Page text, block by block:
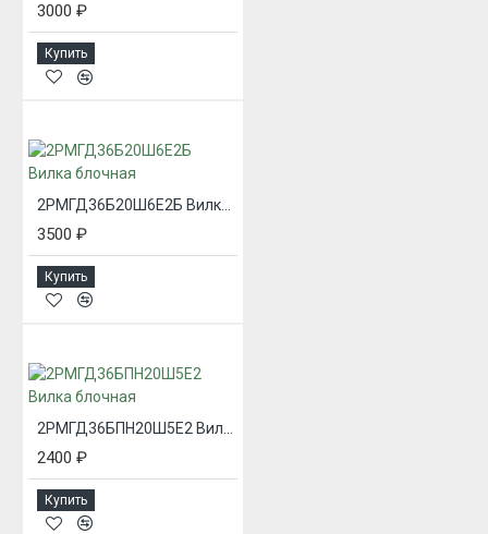
3000 ₽
Купить
3500 ₽
Купить
2400 ₽
Купить